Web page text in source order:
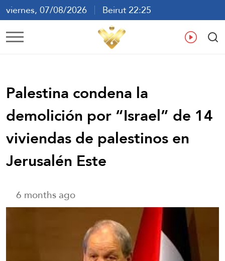
viernes, 07/08/2026
Beirut 22:25
ع En
Palestina condena la
demolición por “Israel” de 14
viviendas de palestinos en
Jerusalén Este
6 months ago